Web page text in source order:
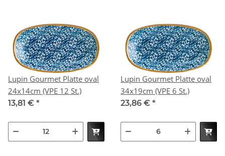
Lupin Gourmet Platte oval
24x14cm (VPE 12 St.)
13,81 € *
Lupin Gourmet Platte oval
34x19cm (VPE 6 St.)
23,86 € *